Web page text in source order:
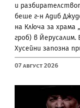
и
беше г-н Адиб
на Ключа за храма
гроб) в
Хусейни запозна
07 Август 2026